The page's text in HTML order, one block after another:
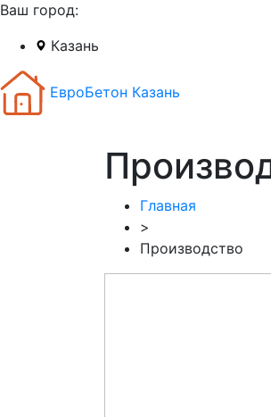
Ваш город:
Казань
ЕвроБетон Казань
Главная
>
Производство